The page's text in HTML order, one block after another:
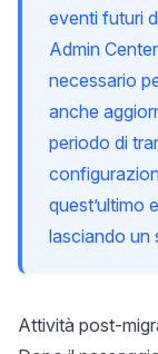
eventi futuri
Admin
necessario
anche
periodo di
quest’ultimo
lasciando un
Attività post-